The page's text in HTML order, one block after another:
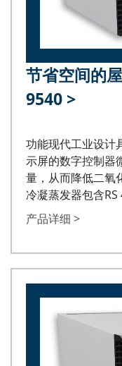
节省空间的
9540 >
功能现代工业设计
示屏的数字控制器
量，从而降低二氧
冷凝蒸发器包含
产品详细 >